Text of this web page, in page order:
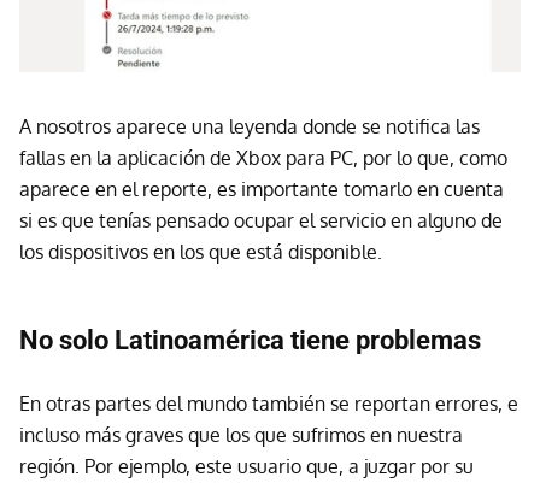
A nosotros aparece una leyenda donde se notifica las
fallas en la aplicación de Xbox para PC, por lo que, como
aparece en el reporte, es importante tomarlo en cuenta
si es que tenías pensado ocupar el servicio en alguno de
los dispositivos en los que está disponible.
No solo Latinoamérica tiene problemas
En otras partes del mundo también se reportan errores, e
incluso más graves que los que sufrimos en nuestra
región. Por ejemplo, este usuario que, a juzgar por su